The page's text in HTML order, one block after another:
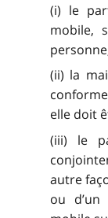
(i) le
mobile,
(ii) la
elle doit
(iii) le
autre
ou